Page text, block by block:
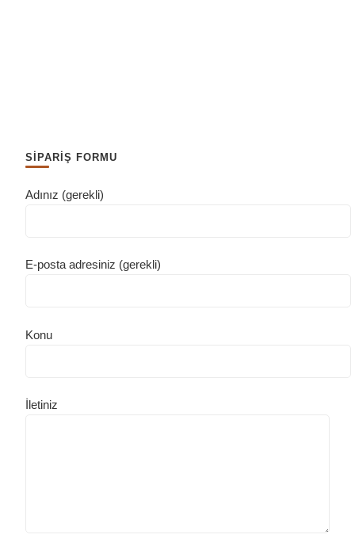
SİPARİŞ FORMU
Adınız (gerekli)
E-posta adresiniz (gerekli)
Konu
İletiniz